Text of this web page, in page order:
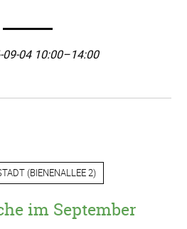
09-04 10:00–14:00
(BIENENALLEE 2)
im September